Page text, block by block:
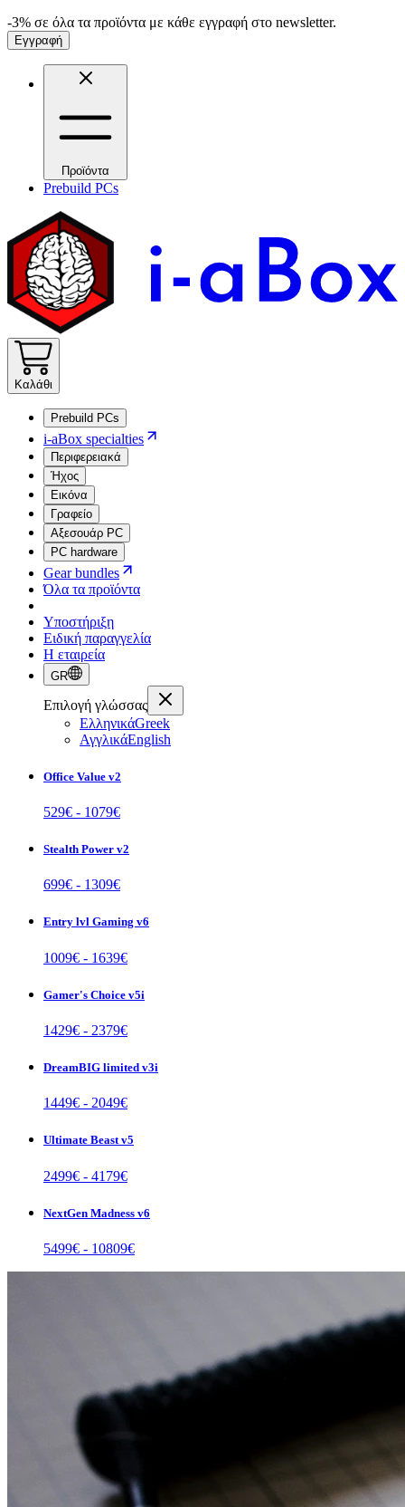
-3% σε όλα τα προϊόντα με κάθε εγγραφή στο newsletter.
Εγγραφή
Προϊόντα
Prebuild PCs
Καλάθι
Prebuild PCs
i-aBox specialties
Περιφερειακά
Ήχος
Εικόνα
Γραφείο
Αξεσουάρ PC
PC hardware
Gear bundles
Όλα τα προϊόντα
Υποστήριξη
Ειδική παραγγελία
Η εταιρεία
GR
Επιλογή γλώσσας
ΕλληνικάGreek
ΑγγλικάEnglish
Office Value v2
529€ - 1079€
Stealth Power v2
699€ - 1309€
Entry lvl Gaming v6
1009€ - 1639€
Gamer's Choice v5i
1429€ - 2379€
DreamBIG limited v3i
1449€ - 2049€
Ultimate Beast v5
2499€ - 4179€
NextGen Madness v6
5499€ - 10809€